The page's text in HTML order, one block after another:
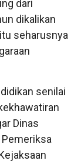
dari
dikalikan
seharusnya
senilai
Dinas